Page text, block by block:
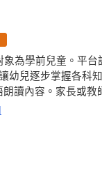
為學前兒童。平
幼兒逐步掌握各科
讀內容。家長或教